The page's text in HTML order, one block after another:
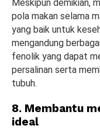
Meskipun demikian,
pola makan selama
yang baik untuk
mengandung
fenolik yang dapat
persalinan serta
tubuh.
8. Membantu
ideal